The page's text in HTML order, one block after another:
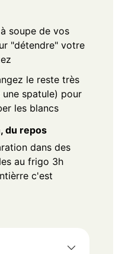
soupe de vos
"détendre" votre
le reste très
spatule) pour
les blancs
du repos
dans des
au frigo 3h
c'est